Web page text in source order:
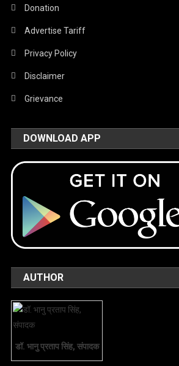
Donation
Advertise Tariff
Privacy Policy
Disclaimer
Grievance
DOWNLOAD APP
AUTHOR
डॉ. भानु प्रताप सिंह, संपादक